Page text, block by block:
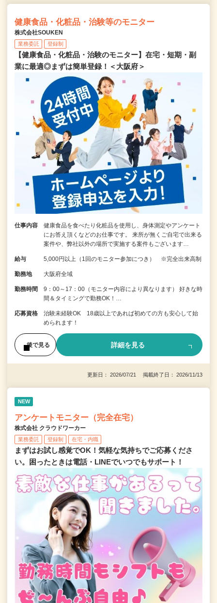
健康食品・化粧品・治験等のモニター
株式会社SOUKEN
業務委託 登録制
【健康食品・化粧品・治験のモニター】在宅・短期・副
業に最適◎まずは簡単登録！＜大阪府＞
仕事内容
健康食品を食べたり化粧品を使用し、身体測定やアンケート
にお答え頂くなどのお仕事です。 来所が無くご自宅で出来る
案件や、弊社以外の場所で実施する案件もございます…
給与 5,000円以上（1回のモニター参加につき） ※完全出来高制
勤務地 大阪府全域
勤務時間
9：00～17：00（モニター内容により異なります） 好きな時
間＆タイミングで勤務OK！…
応募資格
治験未経験OK 18歳以上であれば初めての方も安心して始
められます！
後で見る 詳細を見る
更新日： 2026/07/21 掲載終了日： 2026/11/13
NEW
アンケートモニター（完全在宅）
株式会社 クラウドワーカー
業務委託 登録制 在宅・内職
まずはお試し感覚でOK！気軽な気持ちでご応募くださ
い。困ったときは電話・LINEでいつでもサポート！